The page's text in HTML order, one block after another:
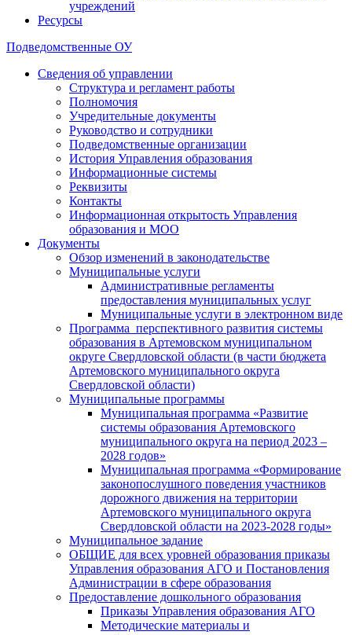
учреждений
Ресурсы
Подведомственные ОУ
Сведения об управлении
Структура и регламент работы
Полномочия
Учредительные документы
Руководство и сотрудники
Подведомственные организации
История Управления образования
Информационные системы
Реквизиты
Контакты
Информационная открытость Управления
образования и МОО
Документы
Обзор изменений в законодательстве
Муниципальные услуги
Административные регламенты
предоставления муниципальных услуг
Муниципальные услуги в электронном виде
Программа перспективного развития системы
образования в Артемовском муниципальном
округе Свердловской области (в части бюджета
Артемовского муниципального округа
Свердловской области)
Муниципальные программы
Муниципальная программа «Развитие
системы образования Артемовского
муниципального округа на период 2023 –
2028 годов»
Муниципальная программа «Формирование
законопослушного поведения участников
дорожного движения на территории
Артемовского муниципального округа
Свердловской области на 2023-2028 годы»
Муниципальное задание
ОБЩИЕ для всех уровней образования приказы
Управления образования АГО и Постановления
Администрации в сфере образования
Предоставление дошкольного образования
Приказы Управления образования АГО
Методические материалы и